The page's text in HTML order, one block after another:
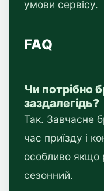
умови сервісу.
FAQ
Чи потрібно
заздалегідь?
Так. Завчасне
час приїзду і
особливо якщо
сезонний.